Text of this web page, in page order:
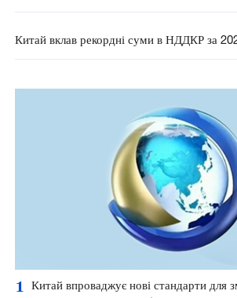
Китай вклав рекордні суми в НДДКР за
1
Китай впроваджує нові стандарти для